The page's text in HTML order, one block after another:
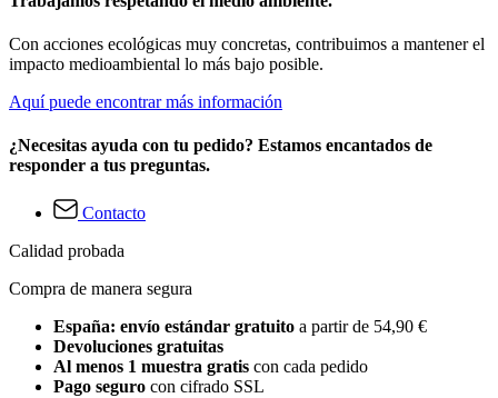
Con acciones ecológicas muy concretas, contribuimos a mantener el
impacto medioambiental lo más bajo posible.
Aquí puede encontrar más información
¿Necesitas ayuda con tu pedido? Estamos encantados de
responder a tus preguntas.
Contacto
Calidad probada
Compra de manera segura
España: envío estándar gratuito a partir de 54,90 €
Devoluciones gratuitas
Al menos 1 muestra gratis con cada pedido
Pago seguro con cifrado SSL